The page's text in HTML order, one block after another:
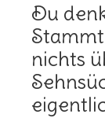
Du
nichts